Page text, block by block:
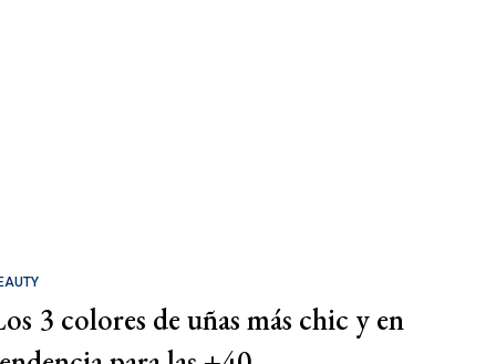
3 colores de uñas más chic y en